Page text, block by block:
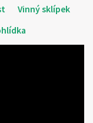
Vinný sklípek